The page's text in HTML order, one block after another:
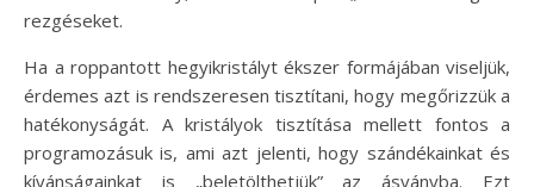
rezgéseket.
Ha a roppantott hegyikristályt ékszer formájában viseljük,
érdemes azt is rendszeresen tisztítani, hogy megőrizzük a
hatékonyságát. A kristályok tisztítása mellett fontos a
programozásuk is, ami azt jelenti, hogy szándékainkat és
kívánságainkat is „beletölthetjük” az ásványba. Ezt